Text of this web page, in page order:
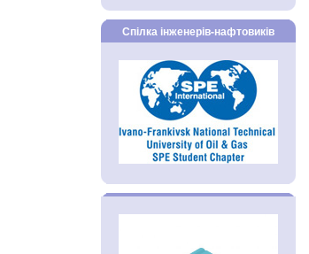
Спілка інженерів-нафтовиків